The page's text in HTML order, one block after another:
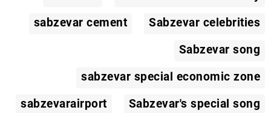
Sabzevar celebrities
sabzevar cement
Sabzevar song
sabzevar special economic zone
Sabzevar's special song
sabzevarairport